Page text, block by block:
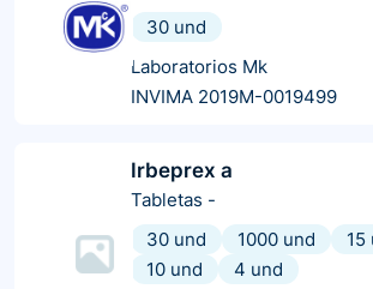
30 und
Laboratorios Mk
INVIMA 2019M-0019499
Irbeprex a
Tabletas -
30 und
1000 und
15
10 und
4 und